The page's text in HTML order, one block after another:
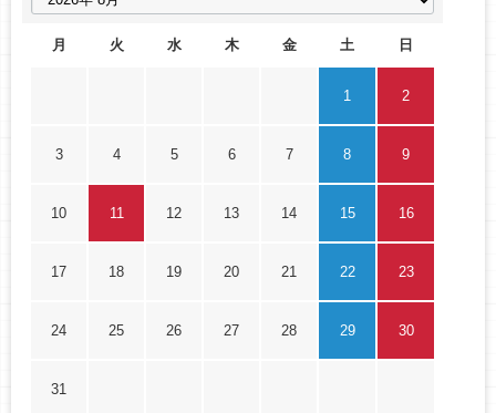
月 火 水 木 金 土 日
1 2
3 4 5 6 7 8 9
10 11 12 13 14 15 16
17 18 19 20 21 22 23
24 25 26 27 28 29 30
31